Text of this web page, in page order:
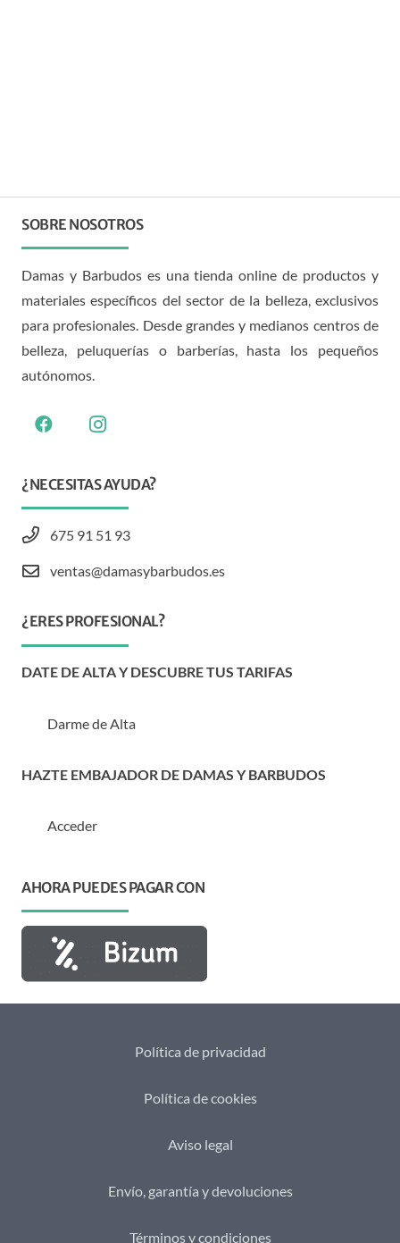
SOBRE NOSOTROS
Damas y Barbudos es una tienda online de productos y
materiales específicos del sector de la belleza, exclusivos
para profesionales. Desde grandes y medianos centros de
belleza, peluquerías o barberías, hasta los pequeños
autónomos.
¿NECESITAS AYUDA?
675 91 51 93
ventas@damasybarbudos.es
¿ERES PROFESIONAL?
DATE DE ALTA Y DESCUBRE TUS TARIFAS
Darme de Alta
HAZTE EMBAJADOR DE DAMAS Y BARBUDOS
Acceder
AHORA PUEDES PAGAR CON
Política de privacidad
Política de cookies
Aviso legal
Envío, garantía y devoluciones
Términos y condiciones